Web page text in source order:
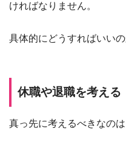
ければなりません。
具体的にどうすればいい
休職や退職を考える
真っ先に考えるべきなの